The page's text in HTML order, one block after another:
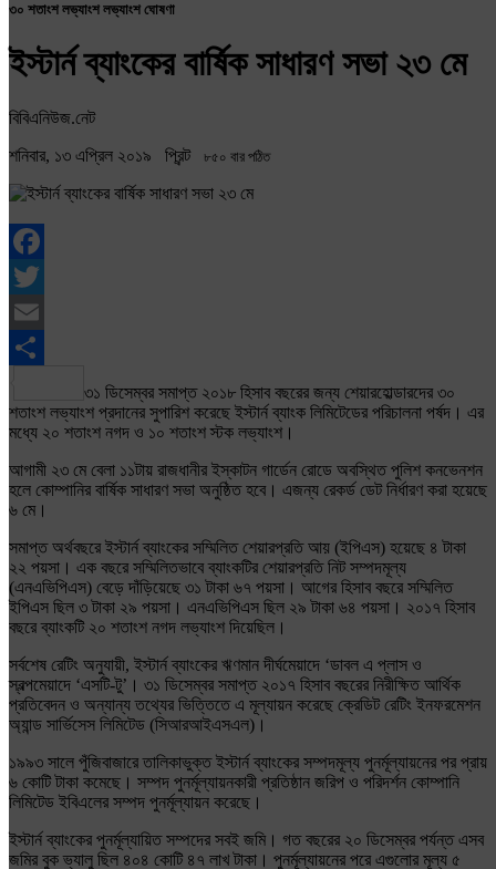
৩০ শতাংশ লভ্যাংশ লভ্যাংশ ঘোষণা
ইস্টার্ন ব্যাংকের বার্ষিক সাধারণ সভা ২৩ মে
বিবিএনিউজ.নেট
শনিবার, ১৩ এপ্রিল ২০১৯ প্রিন্ট ৮৫০ বার পঠিত
Facebook
Twitter
Email
Share
৩১ ডিসেম্বর সমাপ্ত ২০১৮ হিসাব বছরের জন্য শেয়ারহোল্ডারদের ৩০
শতাংশ লভ্যাংশ প্রদানের সুপারিশ করেছে ইস্টার্ন ব্যাংক লিমিটেডের পরিচালনা পর্ষদ। এর
মধ্যে ২০ শতাংশ নগদ ও ১০ শতাংশ স্টক লভ্যাংশ।
আগামী ২৩ মে বেলা ১১টায় রাজধানীর ইস্কাটন গার্ডেন রোডে অবস্থিত পুলিশ কনভেনশন
হলে কোম্পানির বার্ষিক সাধারণ সভা অনুষ্ঠিত হবে। এজন্য রেকর্ড ডেট নির্ধারণ করা হয়েছে
৬ মে।
সমাপ্ত অর্থবছরে ইস্টার্ন ব্যাংকের সম্মিলিত শেয়ারপ্রতি আয় (ইপিএস) হয়েছে ৪ টাকা
২২ পয়সা। এক বছরে সম্মিলিতভাবে ব্যাংকটির শেয়ারপ্রতি নিট সম্পদমূল্য
(এনএভিপিএস) বেড়ে দাঁড়িয়েছে ৩১ টাকা ৬৭ পয়সা। আগের হিসাব বছরে সম্মিলিত
ইপিএস ছিল ৩ টাকা ২৯ পয়সা। এনএভিপিএস ছিল ২৯ টাকা ৬৪ পয়সা। ২০১৭ হিসাব
বছরে ব্যাংকটি ২০ শতাংশ নগদ লভ্যাংশ দিয়েছিল।
সর্বশেষ রেটিং অনুযায়ী, ইস্টার্ন ব্যাংকের ঋণমান দীর্ঘমেয়াদে ‘ডাবল এ প্লাস ও
স্বল্পমেয়াদে ‘এসটি-টু’। ৩১ ডিসেম্বর সমাপ্ত ২০১৭ হিসাব বছরের নিরীক্ষিত আর্থিক
প্রতিবেদন ও অন্যান্য তথ্যের ভিত্তিতে এ মূল্যায়ন করেছে ক্রেডিট রেটিং ইনফরমেশন
অ্যান্ড সার্ভিসেস লিমিটেড (সিআরআইএসএল)।
১৯৯৩ সালে পুঁজিবাজারে তালিকাভুক্ত ইস্টার্ন ব্যাংকের সম্পদমূল্য পুনর্মূল্যায়নের পর প্রায়
৬ কোটি টাকা কমেছে। সম্পদ পুনর্মূল্যায়নকারী প্রতিষ্ঠান জরিপ ও পরিদর্শন কোম্পানি
লিমিটেড ইবিএলের সম্পদ পুনর্মূল্যায়ন করেছে।
ইস্টার্ন ব্যাংকের পুনর্মূল্যায়িত সম্পদের সবই জমি। গত বছরের ২০ ডিসেম্বর পর্যন্ত এসব
জমির বুক ভ্যালু ছিল ৪০৪ কোটি ৪৭ লাখ টাকা। পুনর্মূল্যায়নের পরে এগুলোর মূল্য ৫